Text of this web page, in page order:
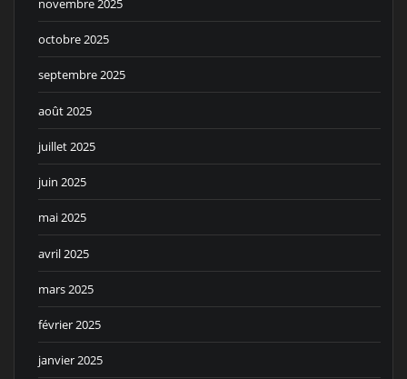
novembre 2025
octobre 2025
septembre 2025
août 2025
juillet 2025
juin 2025
mai 2025
avril 2025
mars 2025
février 2025
janvier 2025